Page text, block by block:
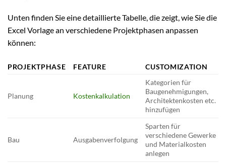
Unten finden Sie eine detaillierte Tabelle, die zeigt, wie Sie die
Excel Vorlage an verschiedene Projektphasen anpassen
können:
PROJEKTPHASE FEATURE CUSTOMIZATION
Planung Kostenkalkulation
Kategorien für
Baugenehmigungen,
Architektenkosten etc.
hinzufügen
Bau Ausgabenverfolgung
Sparten für
verschiedene Gewerke
und Materialkosten
anlegen